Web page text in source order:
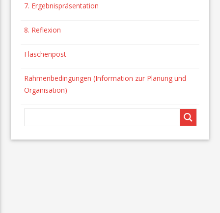
7. Ergebnispräsentation
8. Reflexion
Flaschenpost
Rahmenbedingungen (Information zur Planung und
Organisation)